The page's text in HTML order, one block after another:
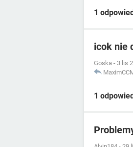
1
icok nie
Goska - 3 lis
1